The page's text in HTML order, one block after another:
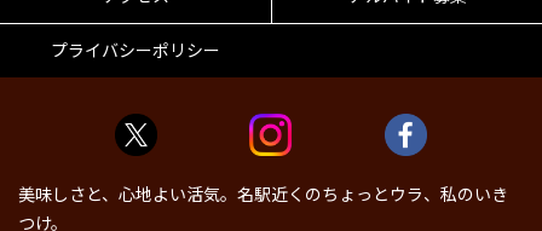
プライバシーポリシー
美味しさと、心地よい活気。名駅近くのちょっとウラ、私のいき
つけ。